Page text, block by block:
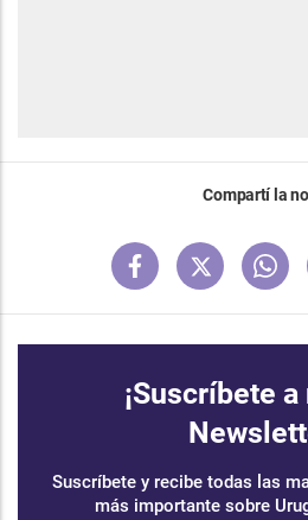
Compartí la
¡Suscríbete
Suscríbete y recibe todas las
más importante sobre